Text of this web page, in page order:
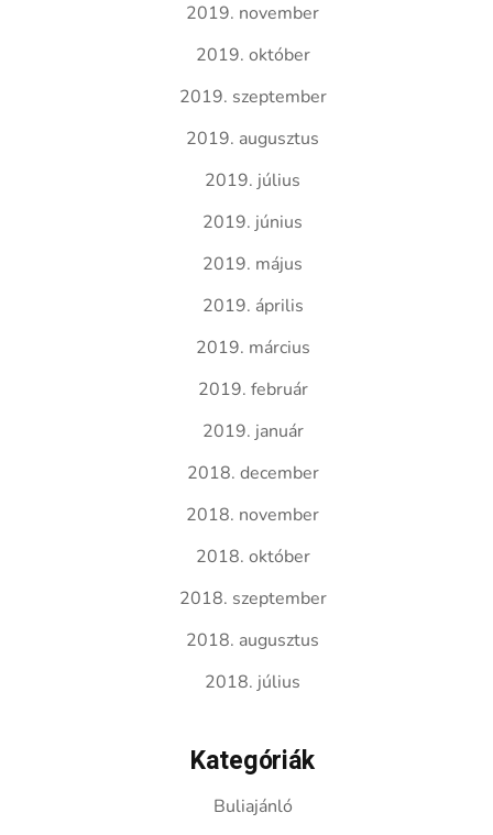
2019. november
2019. október
2019. szeptember
2019. augusztus
2019. július
2019. június
2019. május
2019. április
2019. március
2019. február
2019. január
2018. december
2018. november
2018. október
2018. szeptember
2018. augusztus
2018. július
Kategóriák
Buliajánló